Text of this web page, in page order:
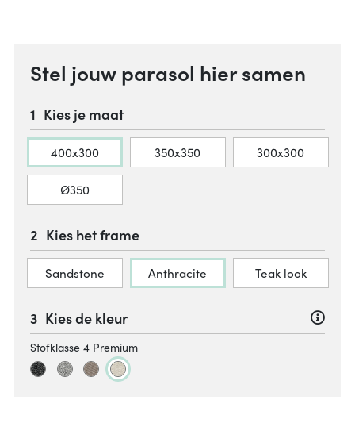
Stel jouw parasol hier samen
Kies je maat
400x300 350x350 300x300
Ø350
Kies het frame
Sandstone Anthracite Teak look
Kies de kleur
Stofklasse 4 Premium